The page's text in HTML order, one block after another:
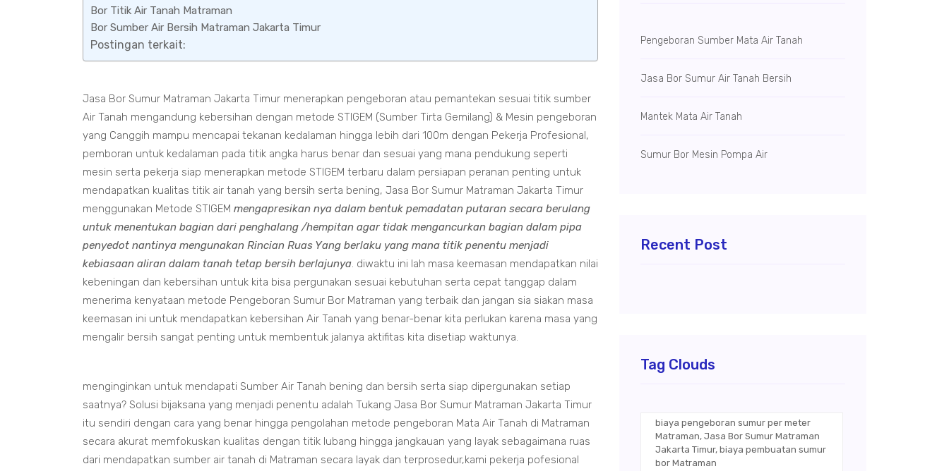
Bor Titik Air Tanah Matraman
Bor Sumber Air Bersih Matraman Jakarta Timur
Postingan terkait:
Jasa Bor Sumur Matraman Jakarta Timur menerapkan pengeboran atau pemantekan sesuai titik sumber
Air Tanah mengandung kebersihan dengan metode STIGEM (Sumber Tirta Gemilang) & Mesin pengeboran
yang Canggih mampu mencapai tekanan kedalaman hingga lebih dari 100m dengan Pekerja Profesional,
pemboran untuk kedalaman pada titik angka harus benar dan sesuai yang mana pendukung seperti
mesin serta pekerja siap menerapkan metode STIGEM terbaru dalam persiapan peranan penting untuk
mendapatkan kualitas titik air tanah yang bersih serta bening, Jasa Bor Sumur Matraman Jakarta Timur
menggunakan Metode STIGEM mengapresikan nya dalam bentuk pemadatan putaran secara berulang
untuk menentukan bagian dari penghalang /hempitan agar tidak mengancurkan bagian dalam pipa
penyedot nantinya mengunakan Rincian Ruas Yang berlaku yang mana titik penentu menjadi
kebiasaan aliran dalam tanah tetap bersih berlajunya. diwaktu ini lah masa keemasan mendapatkan nilai
kebeningan dan kebersihan untuk kita bisa pergunakan sesuai kebutuhan serta cepat tanggap dalam
menerima kenyataan metode Pengeboran Sumur Bor Matraman yang terbaik dan jangan sia siakan masa
keemasan ini untuk mendapatkan kebersihan Air Tanah yang benar-benar kita perlukan karena masa yang
mengalir bersih sangat penting untuk membentuk jalanya aktifitas kita disetiap waktunya.
menginginkan untuk mendapati Sumber Air Tanah bening dan bersih serta siap dipergunakan setiap
saatnya? Solusi bijaksana yang menjadi penentu adalah Tukang Jasa Bor Sumur Matraman Jakarta Timur
itu sendiri dengan cara yang benar hingga pengolahan metode pengeboran Mata Air Tanah di Matraman
secara akurat memfokuskan kualitas dengan titik lubang hingga jangkauan yang layak sebagaimana ruas
dari mendapatkan sumber air tanah di Matraman secara layak dan terprosedur,kami pekerja pofesional
Pengeboran Sumber Mata Air Tanah
Jasa Bor Sumur Air Tanah Bersih
Mantek Mata Air Tanah
Sumur Bor Mesin Pompa Air
Recent Post
Tag Clouds
biaya pengeboran sumur per meter
Matraman, Jasa Bor Sumur Matraman
Jakarta Timur, biaya pembuatan sumur
bor Matraman